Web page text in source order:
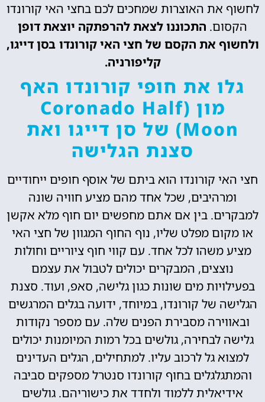
לחשוף את האוצרות שמחכים לכם בחצי האי קורונדו
הקסום. התכוננו לצאת להרפתקה יוצאת דופן
ולחשוף את הקסם של חצי האי קורונדו בסן דייגו,
קליפורניה.
גלו את חופי קורונדו האף
מון (Coronado Half
Moon) של סן דייגו ואת
סצנת הגלישה
חצי האי קורונדו הוא ביתם של אוסף חופים ייחודיים
ומרהיבים, שכל אחד מהם מציע חוויה שונה
למבקרים. בין אם אתם מחפשים יום חוף מלא אקשן
או מקום מפלט שליו, נוף החוף המגוון של חצי האי
מציע משהו לכל אחד. עם קווי חוף ציוריים וחולות
נוצצים, המבקרים יכולים לטבול את עצמם
בפעילויות מים שונות כגון גלישה, סאפ, ועוד. סצנת
הגלישה של קורונדו, במיוחד, ידועה בגלים המרגשים
ובאווירה מסבירת הפנים שלה. עם מספר נקודות
גלישה לבחירה, גולשים בכל רמות המיומנות יכולים
למצוא גל לרכוב עליו. למתחילים, הגלים העדינים
והמתגלגלים בחוף קורונדו סנטרל מספקים סביבה
אידיאלית ללמוד ולחדד את כישוריהם. גולשים